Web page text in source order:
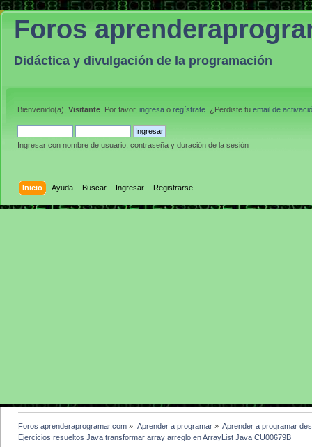
Foros
Didáctica y divulgación de la programación
Bienvenido(a), Visitante . Por favor, ingresa o regístrate . ¿Perdiste tu email de
Ingresar con nombre de usuario, contraseña y duración de la sesión
Inicio Ayuda Buscar Ingresar Registrarse
Foros aprenderaprogramar.com » Aprender a programar» Aprender a programar
Ejercicios resueltos Java transformar array arreglo en ArrayList Java CU00679B